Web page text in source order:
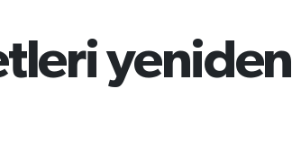
yeniden